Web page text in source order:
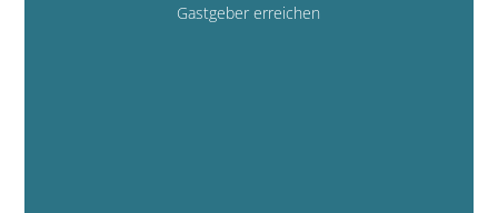
Gastgeber erreichen